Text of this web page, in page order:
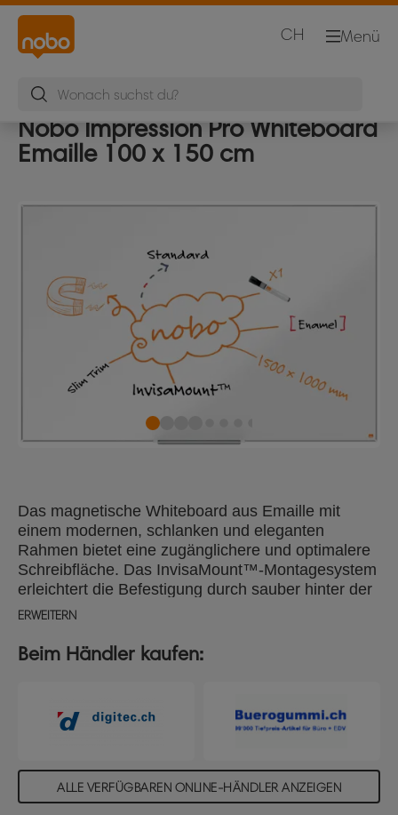
Menü
CH
Nobo Impression Pro Whiteboard
Emaille 100 x 150 cm
Das magnetische Whiteboard aus Emaille mit
einem modernen, schlanken und eleganten
Rahmen bietet eine zugänglichere und optimalere
Schreibfläche. Das InvisaMount™-Montagesystem
erleichtert die Befestigung durch sauber hinter der
Platine verborgene Befestigungen. Zur
Tafelwischer dient eine elegante Whiteboard-
langfristigen Gebrauch. Größe: 100 x 150 mm
ERWEITERN
Beim Händler kaufen:
ALLE VERFÜGBAREN ONLINE-HÄNDLER ANZEIGEN